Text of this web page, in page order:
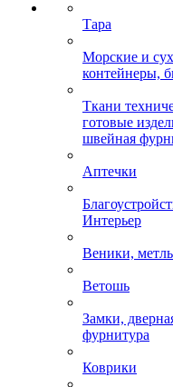
Тара
Морские и
контейнеры,
Ткани
готовые
швейная
Аптечки
Интерьер
Веники,
Ветошь
Замки,
фурнитура
Коврики